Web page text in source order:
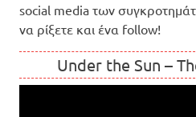
social media των
να ρίξετε και ένα follow!
Under the Sun –